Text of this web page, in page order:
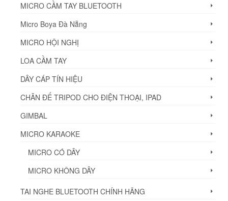
MICRO CẦM TAY BLUETOOTH
Micro Boya Đà Nẵng
MICRO HỘI NGHỊ
LOA CẦM TAY
DÂY CÁP TÍN HIỆU
CHÂN ĐẾ TRIPOD CHO ĐIỆN THOẠI, IPAD
GIMBAL
MICRO KARAOKE
MICRO CÓ DÂY
MICRO KHÔNG DÂY
TAI NGHE BLUETOOTH CHÍNH HÃNG